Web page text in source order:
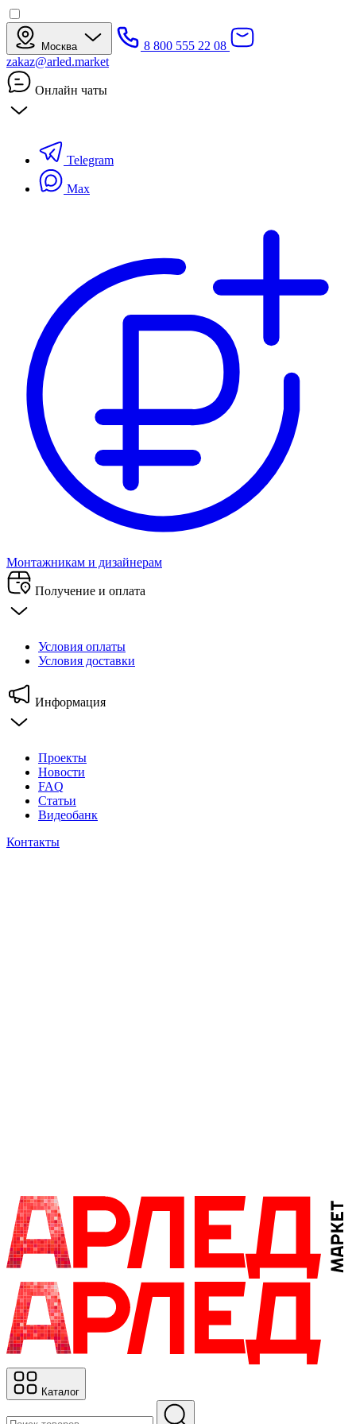
Москва
8 800 555 22 08
zakaz@arled.market
Онлайн чаты
Telegram
Max
Монтажникам и дизайнерам
Получение и оплата
Условия оплаты
Условия доставки
Информация
Проекты
Новости
FAQ
Статьи
Видеобанк
Контакты
Каталог